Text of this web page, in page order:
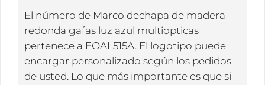
El número de Marco dechapa de madera
redonda gafas luz azul multiopticas
pertenece a EOAL515A. El logotipo puede
encargar personalizado según los pedidos
de usted. Lo que más importante es que si